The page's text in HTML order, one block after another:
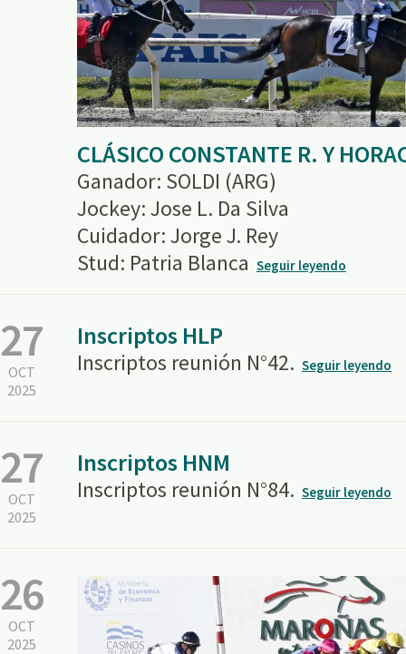
CLÁSICO CONSTANTE R. Y
Ganador: SOLDI (ARG)
Jockey: Jose L. Da Silva
Cuidador: Jorge J. Rey
Stud: Patria Blanca Seguir leyendo
27
OCT
2025
Inscriptos HLP
Inscriptos reunión N°42. Seguir leyendo
27
OCT
2025
Inscriptos HNM
Inscriptos reunión N°84. Seguir leyendo
26
OCT
2025